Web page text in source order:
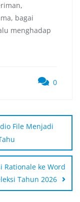
bagai
menghadap
0
File Menjadi
Rationale ke Word
Tahun 2026